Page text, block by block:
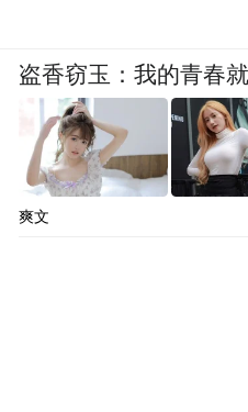
盗香窃玉：我的青春
爽文